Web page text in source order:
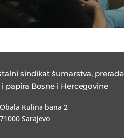
sindikat šumarstva, prerade
papira Bosne i Hercegovine
Obala Kulina bana 2
71000 Sarajevo